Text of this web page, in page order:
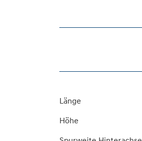
Länge
Höhe